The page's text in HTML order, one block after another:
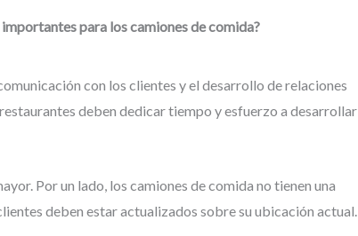
para los camiones de comida?
con los clientes y el desarrollo de relaciones
deben dedicar tiempo y esfuerzo a desarrollar
Por un lado, los camiones de comida no tienen una
deben estar actualizados sobre su ubicación actual.